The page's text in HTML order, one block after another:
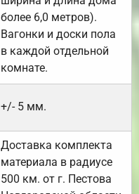
более 6,0 метров).
Вагонки и доски пола
в каждой отдельной
комнате.
+/- 5 мм.
Доставка комплекта
материала в радиусе
500 км. от г. Пестова